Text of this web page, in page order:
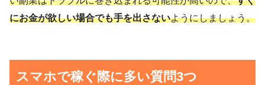
にお金が欲しい場合でも手を出さないようにしましょう。
スマホで稼ぐ際に多い質問3つ